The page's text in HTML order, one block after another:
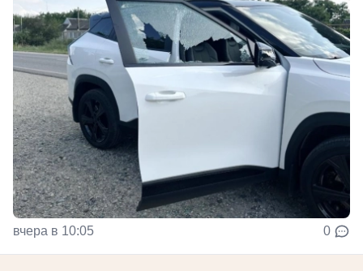
вчера в 10:05 0